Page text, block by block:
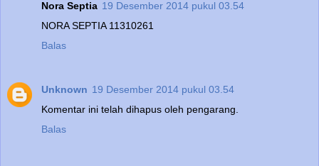
Nora Septia 19 Desember 2014 pukul 03.54
NORA SEPTIA 11310261
Balas
Unknown 19 Desember 2014 pukul 03.54
Komentar ini telah dihapus oleh pengarang.
Balas